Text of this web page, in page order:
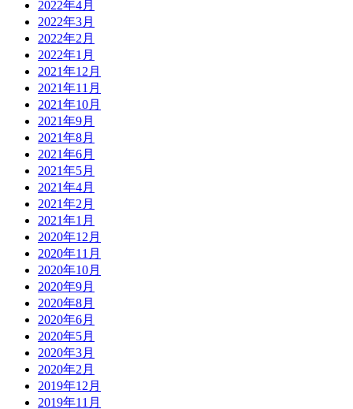
2022年4月
2022年3月
2022年2月
2022年1月
2021年12月
2021年11月
2021年10月
2021年9月
2021年8月
2021年6月
2021年5月
2021年4月
2021年2月
2021年1月
2020年12月
2020年11月
2020年10月
2020年9月
2020年8月
2020年6月
2020年5月
2020年3月
2020年2月
2019年12月
2019年11月